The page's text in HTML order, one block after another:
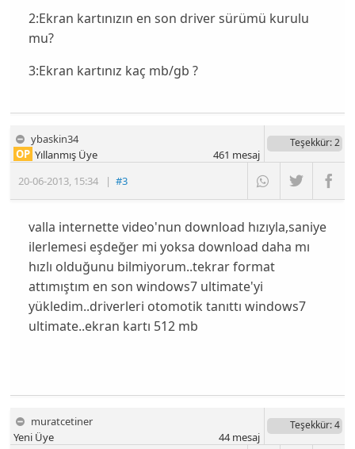
2:Ekran kartınızın en son driver sürümü kurulu
mu?
3:Ekran kartınız kaç mb/gb ?
ybaskin34
20-06-2013, 15:34 |#3
OP Yıllanmış Üye
Teşekkür: 2
461 mesaj
valla internette video'nun download hızıyla,saniye
ilerlemesi eşdeğer mi yoksa download daha mı
hızlı olduğunu bilmiyorum..tekrar format
attımıştım en son windows7 ultimate'yi
yükledim..driverleri otomotik tanıttı windows7
ultimate..ekran kartı 512 mb
muratcetiner
Yeni Üye
Teşekkür: 4
44mesaj